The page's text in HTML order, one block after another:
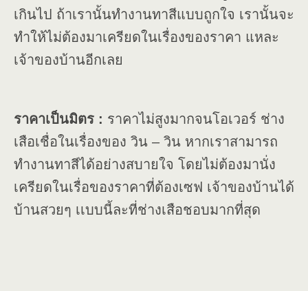
เกินไป ถ้าเรานั้นทำงานทาสีแบบถูกใจ เรานั้นจะ
ทำให้ไม่ต้องมาเครียดในเรื่องของราคา แหละ
เจ้าของบ้านอีกเลย
ราคาเป็นมิตร : ราคาไม่สูงมากจนโอเวอร์ ช่าง
เสือเชื่อในเรื่องของ วิน – วิน หากเราสามารถ
ทำงานทาสีได้อย่างสบายใจ โดยไม่ต้องมานั่ง
เครียดในเรื่อของราคาที่ต้องเซฟ เจ้าของบ้านได้
บ้านสวยๆ เเบบนี้ละที่ช่างเสือชอบมากที่สุด